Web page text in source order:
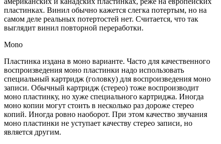
пластинках. Винил обычно кажется слегка потертым, но на
самом деле реальных потертостей нет. Считается, что так
выглядит винил повторной переработки.
Mono
Пластинка издана в моно варианте. Часто для качественного
воспроизведения моно пластинки надо использовать
специальный картридж (головку) для воспроизведения моно
записи. Обычный картридж (стерео) тоже воспроизводит
моно пластинку, но хуже специального картриджа. Иногда
моно копии могут стоить в несколько раз дороже стерео
копий. Иногда ровно наоборот. При этом качество звучания
моно пластинки не уступает качеству стерео записи, но
является другим.